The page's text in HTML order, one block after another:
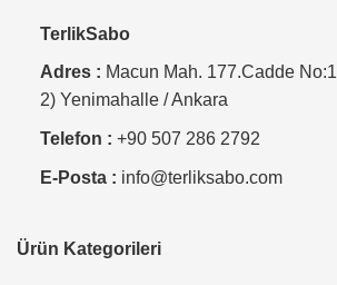
TerlikSabo
Adres : Macun Mah. 177.Cadde
2) Yenimahalle / Ankara
Telefon : +90 507 286 2792
E-Posta : info@terliksabo.com
Ürün Kategorileri